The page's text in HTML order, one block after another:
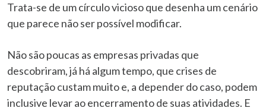
Trata-se de um círculo vicioso que desenha um cenário
que parece não ser possível modificar.
Não são poucas as empresas privadas que
descobriram, já há algum tempo, que crises de
reputação custam muito e, a depender do caso, podem
inclusive levar ao encerramento de suas atividades. E